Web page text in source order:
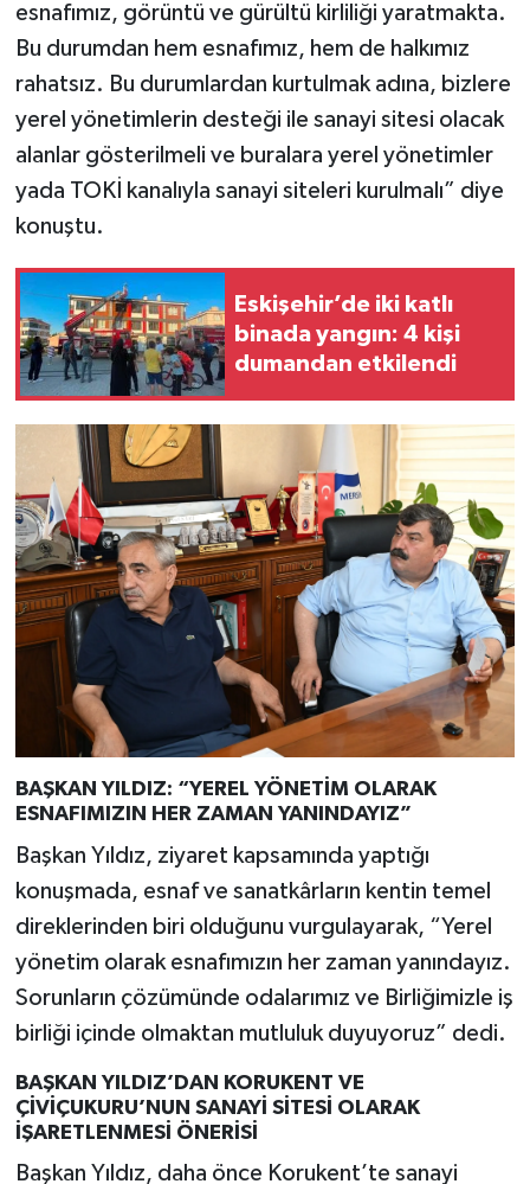
esnafımız, görüntü ve gürültü kirliliği yaratmakta.
Bu durumdan hem esnafımız, hem de halkımız
rahatsız. Bu durumlardan kurtulmak adına, bizlere
yerel yönetimlerin desteği ile sanayi sitesi olacak
alanlar gösterilmeli ve buralara yerel yönetimler
yada TOKİ kanalıyla sanayi siteleri kurulmalı” diye
konuştu.
Eskişehir’de iki katlı
binada yangın: 4 kişi
dumandan etkilendi
BAŞKAN YILDIZ: “YEREL YÖNETİM OLARAK
ESNAFIMIZIN HER ZAMAN YANINDAYIZ”
Başkan Yıldız, ziyaret kapsamında yaptığı
konuşmada, esnaf ve sanatkârların kentin temel
direklerinden biri olduğunu vurgulayarak, “Yerel
yönetim olarak esnafımızın her zaman yanındayız.
Sorunların çözümünde odalarımız ve Birliğimizle iş
birliği içinde olmaktan mutluluk duyuyoruz” dedi.
BAŞKAN YILDIZ’DAN KORUKENT VE
ÇİVİÇUKURU’NUN SANAYİ SİTESİ OLARAK
İŞARETLENMESİ ÖNERİSİ
Başkan Yıldız, daha önce Korukent’te sanayi